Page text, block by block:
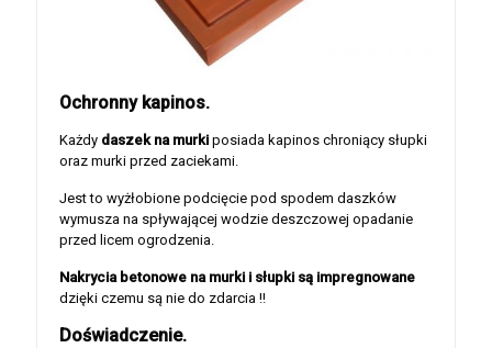
Ochronny kapinos.
Każdy daszek na murki posiada kapinos chroniący słupki
oraz murki przed zaciekami.
Jest to wyżłobione podcięcie pod spodem daszków
wymusza na spływającej wodzie deszczowej opadanie
przed licem ogrodzenia.
Nakrycia betonowe na murki i słupki są impregnowane
dzięki czemu są nie do zdarcia !!
Doświadczenie.